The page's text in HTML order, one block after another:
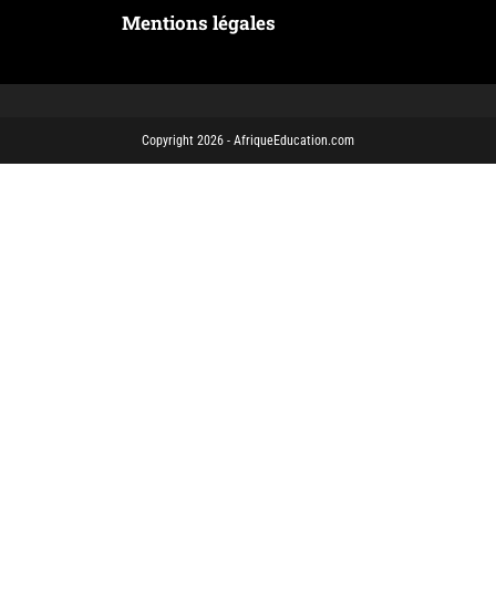
Mentions légales
Copyright 2026 - AfriqueEducation.com